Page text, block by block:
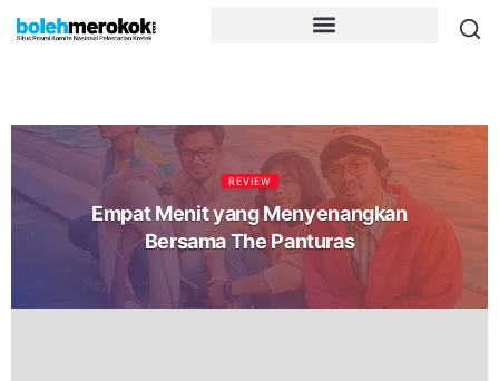
REVIEW
Empat Menit yang Menyenangkan
Bersama The Panturas